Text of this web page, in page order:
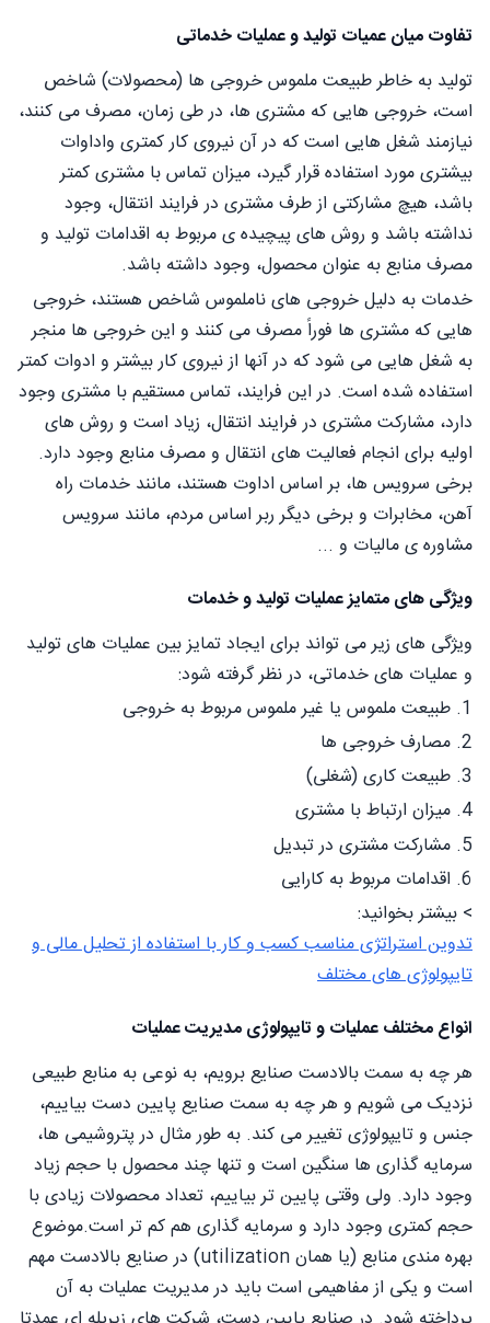
تفاوت میان عمیات تولید و عملیات خدماتی
تولید به خاطر طبیعت ملموس خروجی ها (محصولات) شاخص
است، خروجی هایی که مشتری ها، در طی زمان، مصرف می کنند،
نیازمند شغل هایی است که در آن نیروی کار کمتری واداوات
بیشتری مورد استفاده قرار گیرد، میزان تماس با مشتری کمتر
باشد، هیچ مشارکتی از طرف مشتری در فرایند انتقال، وجود
نداشته باشد و روش های پیچیده ی مربوط به اقدامات تولید و
مصرف منابع به عنوان محصول، وجود داشته باشد.
خدمات به دلیل خروجی های ناملموس شاخص هستند، خروجی
هایی که مشتری ها فوراً مصرف می کنند و این خروجی ها منجر
به شغل هایی می شود که در آنها از نیروی کار بیشتر و ادوات کمتر
استفاده شده است. در این فرایند، تماس مستقیم با مشتری وجود
دارد، مشارکت مشتری در فرایند انتقال، زیاد است و روش های
اولیه برای انجام فعالیت های انتقال و مصرف منابع وجود دارد.
برخی سرویس ها، بر اساس اداوت هستند، مانند خدمات راه
آهن، مخابرات و برخی دیگر ربر اساس مردم، مانند سرویس
مشاوره ی مالیات و ...
ویژگی های متمایز عملیات تولید و خدمات
ویژگی های زیر می تواند برای ایجاد تمایز بین عملیات های تولید
و عملیات های خدماتی، در نظر گرفته شود:
1. طبیعت ملموس یا غیر ملموس مربوط به خروجی
2. مصارف خروجی ها
3. طبیعت کاری (شغلی)
4. میزان ارتباط با مشتری
5. مشارکت مشتری در تبدیل
6. اقدامات مربوط به کارایی
> بیشتر بخوانید:
تدوین استراتژی مناسب کسب و کار با استفاده از تحلیل مالی و
تایپولوژی های مختلف
انواع مختلف عملیات و تایپولوژی مدیریت عملیات
هر چه به سمت بالادست صنایع برویم، به نوعی به منابع طبیعی
نزدیک می شویم و هر چه به سمت صنایع پایین دست بیاییم،
جنس و تایپولوژی تغییر می کند. به طور مثال در پتروشیمی ها،
سرمایه گذاری ها سنگین است و تنها چند محصول با حجم زیاد
وجود دارد. ولی وقتی پایین تر بیاییم، تعداد محصولات زیادی با
حجم کمتری وجود دارد و سرمایه گذاری هم کم تر است.موضوع
بهره مندی منابع (یا همان utilization) در صنایع بالادست مهم
است و یکی از مفاهیمی است باید در مدیریت عملیات به آن